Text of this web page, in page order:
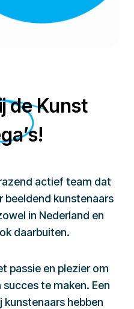
de Kunst
actief team dat
beeldend kunstenaars
in Nederland en
daarbuiten.
passie en plezier om
te maken. Een
hebben